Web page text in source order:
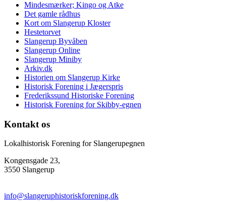
Mindesmærker; Kingo og Atke
Det gamle rådhus
Kort om Slangerup Kloster
Hestetorvet
Slangerup Byvåben
Slangerup Online
Slangerup Miniby
Arkiv.dk
Historien om Slangerup Kirke
Historisk Forening i Jægerspris
Frederikssund Historiske Forening
Historisk Forening for Skibby-egnen
Kontakt os
Lokalhistorisk Forening for Slangerupegnen
Kongensgade 23,
3550 Slangerup
info@slangeruphistoriskforening.dk